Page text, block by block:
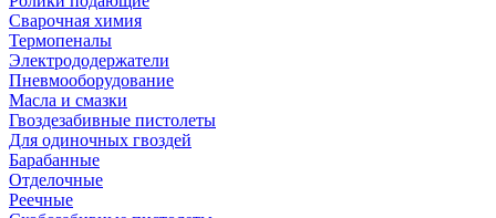
Сварочная химия
Термопеналы
Электрододержатели
Пневмооборудование
Масла и смазки
Гвоздезабивные пистолеты
Для одиночных гвоздей
Барабанные
Отделочные
Реечные